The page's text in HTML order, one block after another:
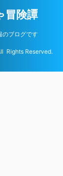
冒険譚
のブログです
Rights Reserved.